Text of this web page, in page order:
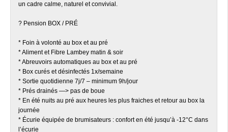
un cadre calme, naturel et convivial.
? Pension BOX / PRÉ
* Foin à volonté au box et au pré
* Aliment et Fibre Lambey matin & soir
* Abreuvoirs automatiques au box et au pré
* Box curés et désinfectés 1x/semaine
* Sortie quotidienne 7j/7 – minimum 9h/jour
* Prés drainés —> pas de boue
* En été nuits au pré aux heures les plus fraiches et retour au box la
journée
* Écurie équipée de brumisateurs : confort en été jusqu’à -12°C dans
l’écurie